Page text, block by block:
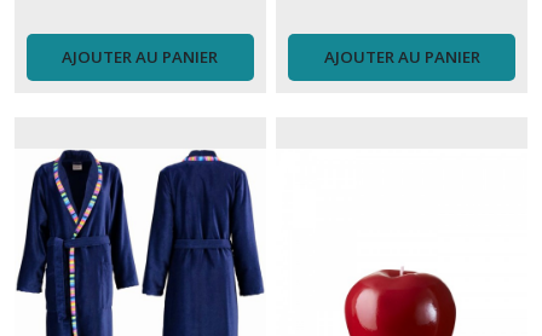
AJOUTER AU PANIER AJOUTER AU PANIER